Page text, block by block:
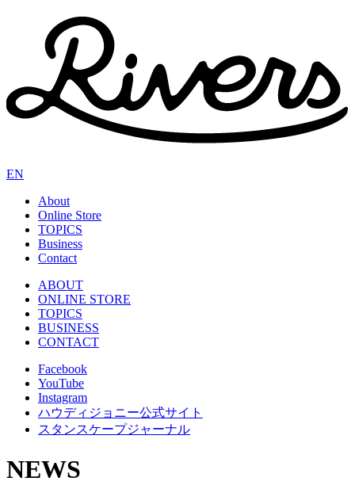
EN
About
Online Store
TOPICS
Business
Contact
ABOUT
ONLINE STORE
TOPICS
BUSINESS
CONTACT
Facebook
YouTube
Instagram
ハウディジョニー公式サイト
スタンスケープジャーナル
NEWS